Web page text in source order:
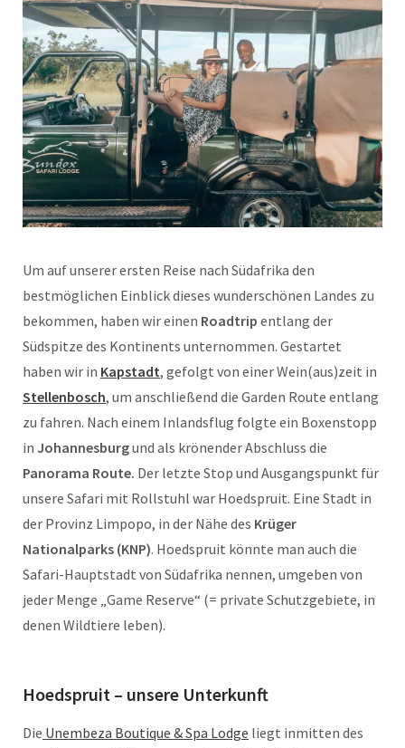
Um auf unserer ersten Reise nach Südafrika den
bestmöglichen Einblick dieses wunderschönen Landes zu
bekommen, haben wir einen Roadtrip entlang der
Südspitze des Kontinents unternommen. Gestartet
haben wir in Kapstadt, gefolgt von einer Wein(aus)zeit in
Stellenbosch, um anschließend die Garden Route entlang
zu fahren. Nach einem Inlandsflug folgte ein Boxenstopp
in Johannesburgund als krönender Abschluss die
Panorama Route. Der letzte Stop und Ausgangspunkt für
unsere Safari mit Rollstuhl war Hoedspruit. Eine Stadt in
der Provinz Limpopo, in der Nähe des Krüger
Nationalparks (KNP). Hoedspruit könnte man auch die
Safari-Hauptstadt von Südafrika nennen, umgeben von
jeder Menge „Game Reserve“ (= private Schutzgebiete, in
denen Wildtiere leben).
Hoedspruit – unsere Unterkunft
Die Unembeza Boutique & Spa Lodge liegt inmitten des